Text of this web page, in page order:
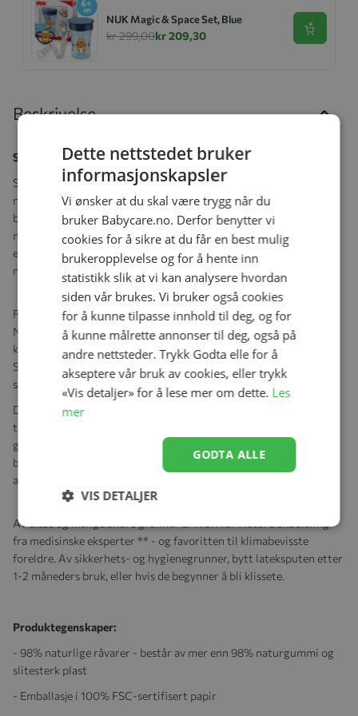
NUK Magic & Space Set, Blue
kr 299,00kr 209,30 Se
Beskrivelse
Smokk, NUK, Nature, Latex, Red, 0-6 mnd
Smokk NUK for Nature er en smokk som består av mer enn 98 %
naturlige råvarer. Til de faste delene er det brukt økologisk
bærekraftig plast * og den myke smokken er laget av ren
naturgummi. En helt plantebasert og fornybar råvare som er
ekstra fleksibel og føles myk og varm, som mors bryster. Den
naturlige opprinnelsen er uavhengig sertifisert.
Fra råvarer til energieffektiv produksjon med fornybar energi,
NUK optimaliserer alt for at NUK for Nature skal være
klimavennlig og etterlate minimale karbonfotavtrykk.
Selvsagt er smokkene BPA-frie og oppfyller den europeiske
sikkerhetsstandarden EN1400. I tillegg 100% laget i Tyskland.
Den originale NUK-formen er også inspirert av naturen: rund på
toppen og flat nederst. Så NUK for Nature-smokken presser mot
ganen og gir plass til tungen. De er også akseptert av 95 % av
babyer, er spesielt ammevennlige og forårsaker ikke feiljustering
av tenner eller kjever.**
Av disse og mange andre grunner er NUK for Nature anbefaling
fra medisinske eksperter ** - og favoritten til klimabevisste
foreldre. Av sikkerhets- og hygienegrunner, bytt lateksputen etter
1-2 måneders bruk, eller hvis de begynner å bli klissete.
Produktegenskaper:
- 98% naturlige råvarer - består av mer enn 98% naturgummi og
slitesterk plast
- Emballasje i 100% FSC-sertifisert papir
Dette nettstedet bruker
informasjonskapsler
Vi ønsker at du skal være trygg når du
bruker Babycare.no. Derfor benytter vi
cookies for å sikre at du får en best mulig
brukeropplevelse og for å hente inn
statistikk slik at vi kan analysere hvordan
siden vår brukes. Vi bruker også cookies
for å kunne tilpasse innhold til deg, og for
å kunne målrette annonser til deg, også på
andre nettsteder. Trykk Godta elle for å
akseptere vår bruk av cookies, eller trykk
«Vis detaljer» for å lese mer om dette. Les
mer
GODTA ALLE
VIS DETALJER